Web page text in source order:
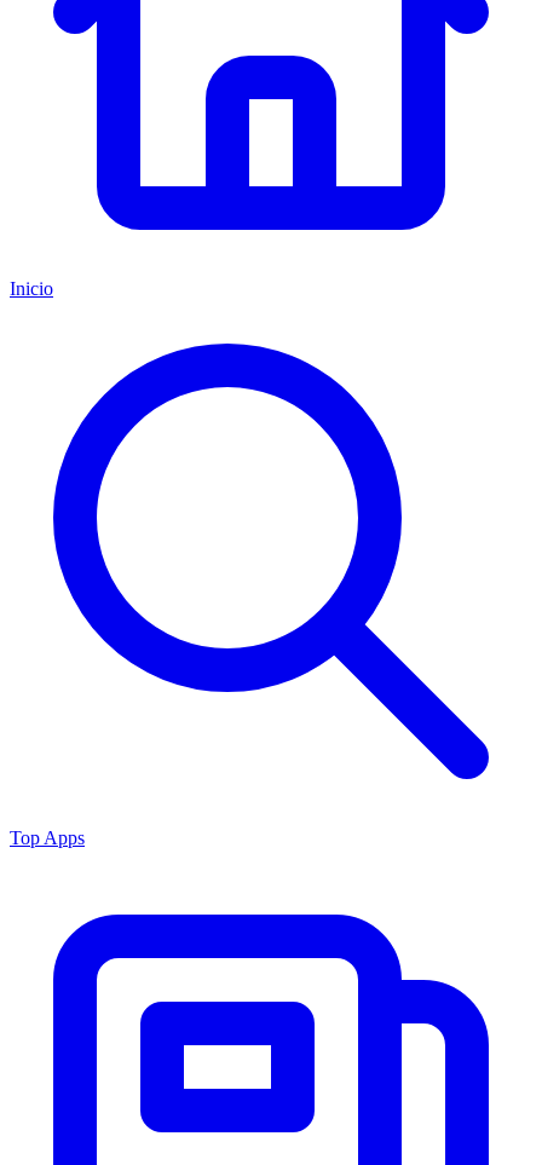
Inicio
Top Apps